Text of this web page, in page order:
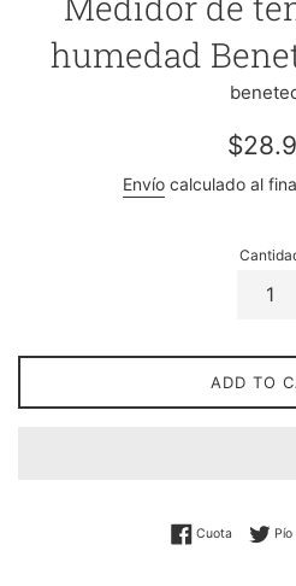
humedad
Precio
Envíocalculado al
ADD TO
Cuota Pío